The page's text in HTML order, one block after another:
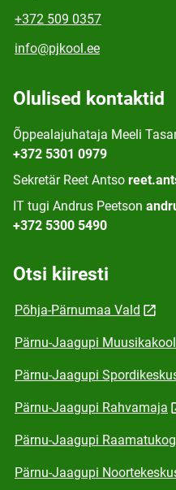
+372 509 0357
info@pjkool.ee
Olulised kontaktid
Õppealajuhataja Meeli
+372 5301 0979
Sekretär Reet Antso
IT tugi Andrus Peetson
+372 5300 5490
Otsi kiiresti
Põhja-Pärnumaa Vald
Pärnu-Jaagupi Muusikakool
Pärnu-Jaagupi
Pärnu-Jaagupi Rahvamaja
Pärnu-Jaagupi
Pärnu-Jaagupi